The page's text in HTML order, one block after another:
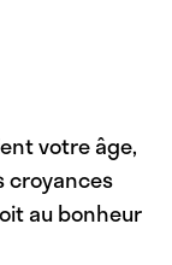
votre âge,
croyances
au bonheur